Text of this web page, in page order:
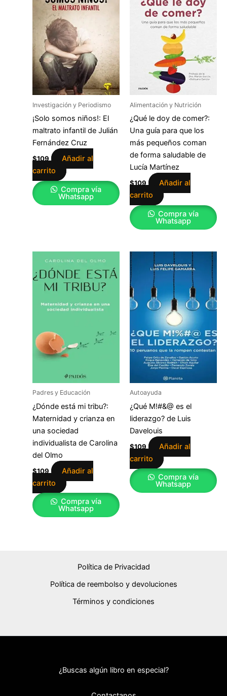
Investigación y Periodismo
¡Solo somos niños!: El
maltrato infantil de Julián
Fernández Cruz
$109
Añadir al
carrito
Compra vía
Whatsapp
Alimentación y Nutrición
¿Qué le doy de comer?:
Una guía para que los
más pequeños coman
de forma saludable de
Lucía Martínez
$109
Añadir al
carrito
Compra vía
Whatsapp
Padres y Educación
¿Dónde está mi tribu?:
Maternidad y crianza en
una sociedad
individualista de Carolina
del Olmo
$109
Añadir al
carrito
Compra vía
Whatsapp
Autoayuda
¿Qué M!#&@ es el
liderazgo? de Luis
Davelouis
$109
Añadir al
carrito
Compra vía
Whatsapp
Política de Privacidad
Política de reembolso y devoluciones
Términos y condiciones
¿Buscas algún libro en especial?